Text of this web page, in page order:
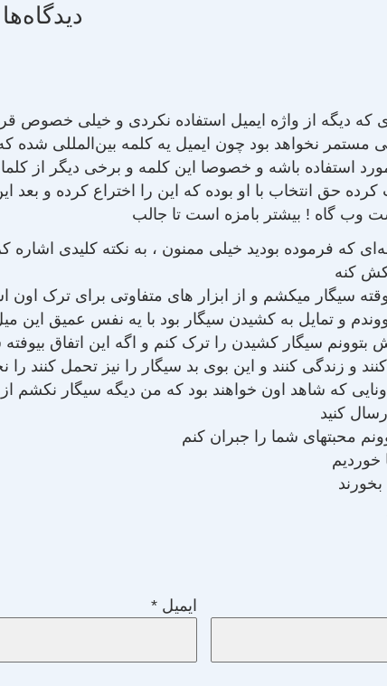
دیدگاه‌ها
که دیگه از واژه ایمیل استفاده نکردی و خیلی خصوص
مستمر نخواهد بود چون ایمیل یه کلمه بین‌المللی
استفاده باشه و خصوصا این کلمه و برخی دیگر از
کرده حق انتخاب با او بوده که این را اختراع کرده و
وب گاه ! بیشتر بامزه است تا جالب
که فرموده بودید خیلی ممنون ، به نکته کلیدی
کنه
سیگار میکشم و از ابزار های متفاوتی برای ترک
و تمایل به کشیدن سیگار بود با یه نفس عمیق این
بتوونم سیگار کشیدن را ترک کنم و اگه این اتفاق
و زندگی کنند و این بوی بد سیگار را نیز تحمل کنند را
که شاهد اون خواهند بود که من دیگه سیگار نکشم از
کنید
محبتهای شما را جبران کنم
خوردیم
ایمیل*